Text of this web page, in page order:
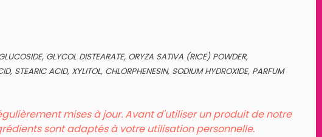
GLYCOL DISTEARATE, ORYZA SATIVA (RICE) POWDER,
STEARIC ACID, XYLITOL, CHLORPHENESIN, SODIUM HYDROXIDE, PARFUM
mises à jour. Avant d'utiliser un produit de notre
sont adaptés à votre utilisation personnelle.